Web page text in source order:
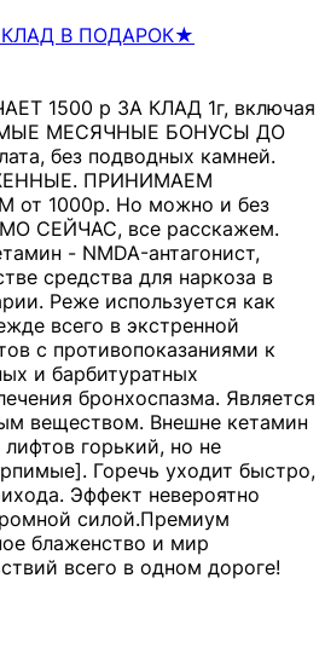
В ПОДАРОК★
1500 р ЗА КЛАД 1г, включая
МЕСЯЧНЫЕ БОНУСЫ ДО
без подводных камней.
ПРИНИМАЕМ
от 1000р. Но можно и без
СЕЙЧАС, все расскажем.
- NMDA-антагонист,
средства для наркоза в
Реже используется как
всего в экстренной
с противопоказаниями к
и барбитуратных
бронхоспазма. Является
веществом. Внешне кетамин
горький, но не
Горечь уходит быстро,
Эффект невероятно
силой.Премиум
блаженство и мир
всего в одном дороге!